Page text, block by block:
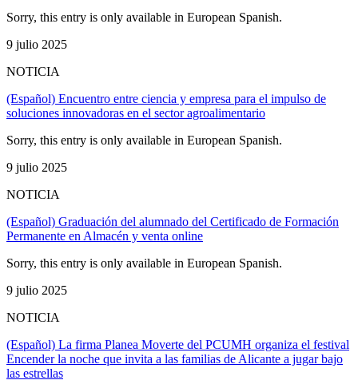
Sorry, this entry is only available in European Spanish.
9 julio 2025
NOTICIA
(Español) Encuentro entre ciencia y empresa para el impulso de
soluciones innovadoras en el sector agroalimentario
Sorry, this entry is only available in European Spanish.
9 julio 2025
NOTICIA
(Español) Graduación del alumnado del Certificado de Formación
Permanente en Almacén y venta online
Sorry, this entry is only available in European Spanish.
9 julio 2025
NOTICIA
(Español) La firma Planea Moverte del PCUMH organiza el festival
Encender la noche que invita a las familias de Alicante a jugar bajo
las estrellas